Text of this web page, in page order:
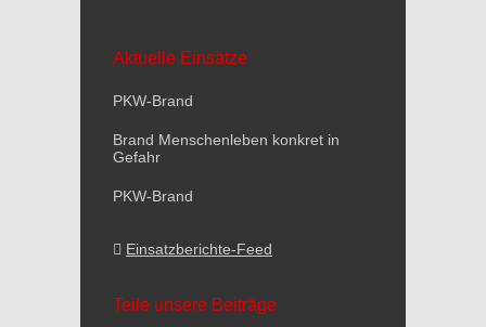
Aktuelle Einsätze
PKW-Brand
Brand Menschenleben konkret in
Gefahr
PKW-Brand
Einsatzberichte-Feed
Teile unsere Beiträge